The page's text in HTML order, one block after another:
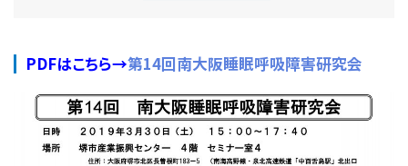
PDFはこちら→第14回南大阪睡眠呼吸障害研究会